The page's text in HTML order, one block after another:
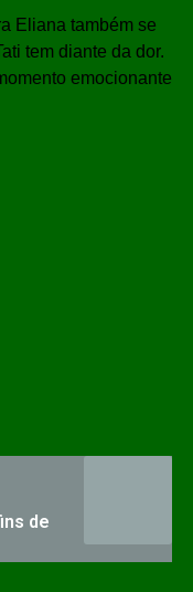
Eliana também se
tem diante da dor.
emocionante
de